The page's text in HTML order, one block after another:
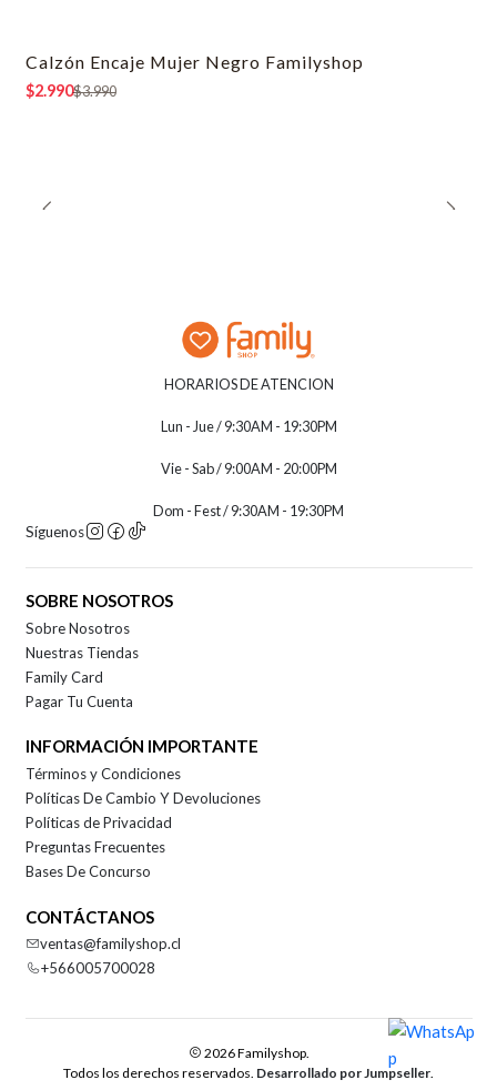
-25% OFF
Calzón Encaje Mujer Negro Familyshop
$2.990$3.990
HORARIOS DE ATENCION
Lun - Jue / 9:30AM - 19:30PM
Vie - Sab / 9:00AM - 20:00PM
Dom - Fest / 9:30AM - 19:30PM
Síguenos
SOBRE NOSOTROS
Sobre Nosotros
Nuestras Tiendas
Family Card
Pagar Tu Cuenta
INFORMACIÓN IMPORTANTE
Términos y Condiciones
Políticas De Cambio Y Devoluciones
Políticas de Privacidad
Preguntas Frecuentes
Bases De Concurso
CONTÁCTANOS
ventas@familyshop.cl
+566005700028
2026 Familyshop.
Todos los derechos reservados. Desarrollado por Jumpseller.